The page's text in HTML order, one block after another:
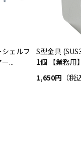
ェルフ
...
S型金具
1個 【業務用】
1,650円 （税